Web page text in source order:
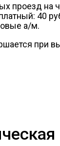
проезд на
40
а/м.
при